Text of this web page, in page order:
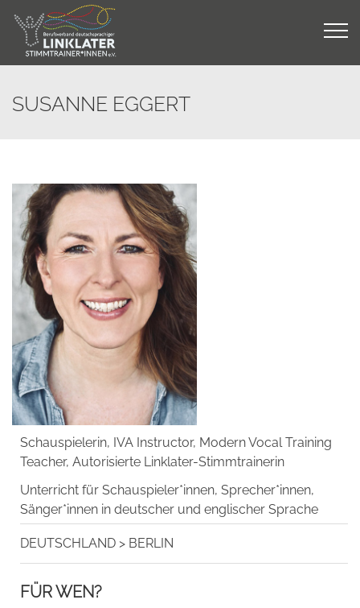
content
SUSANNE EGGERT
Schauspielerin, IVA Instructor, Modern Vocal Training
Teacher, Autorisierte Linklater-Stimmtrainerin
Unterricht für Schauspieler*innen, Sprecher*innen,
Sänger*innen in deutscher und englischer Sprache
DEUTSCHLAND > BERLIN
FÜR WEN?